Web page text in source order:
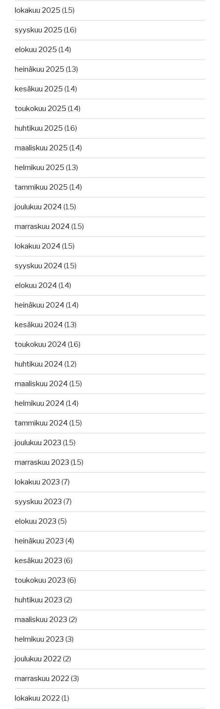
lokakuu 2025 (15)
syyskuu 2025 (16)
elokuu 2025 (14)
heinäkuu 2025 (13)
kesäkuu 2025 (14)
toukokuu 2025 (14)
huhtikuu 2025 (16)
maaliskuu 2025 (14)
helmikuu 2025 (13)
tammikuu 2025 (14)
joulukuu 2024 (15)
marraskuu 2024 (15)
lokakuu 2024 (15)
syyskuu 2024 (15)
elokuu 2024 (14)
heinäkuu 2024 (14)
kesäkuu 2024 (13)
toukokuu 2024 (16)
huhtikuu 2024 (12)
maaliskuu 2024 (15)
helmikuu 2024 (14)
tammikuu 2024 (15)
joulukuu 2023 (15)
marraskuu 2023 (15)
lokakuu 2023 (7)
syyskuu 2023 (7)
elokuu 2023 (5)
heinäkuu 2023 (4)
kesäkuu 2023 (6)
toukokuu 2023 (6)
huhtikuu 2023 (2)
maaliskuu 2023 (2)
helmikuu 2023 (3)
joulukuu 2022 (2)
marraskuu 2022 (3)
lokakuu 2022 (1)